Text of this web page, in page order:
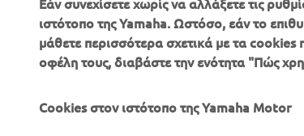
ΕΤΑΙΡΕΊΑ
Νέα
B2B
Αρχές
ιστότοπο της Yamaha. Ωστόσο, εάν το
μάθετε περισσότερα σχετικά με τα cookies
οφέλη τους, διαβάστε την ενότητα "Πώς
Cookies στον ιστότοπο της Yamaha Motor